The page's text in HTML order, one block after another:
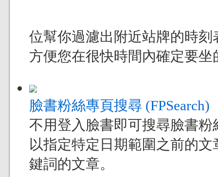
位幫你過濾出附近站牌的時
方便您在很快時間內確定要坐
臉書粉絲專頁搜尋 (FPSearch)
不用登入臉書即可搜尋臉書
以指定特定日期範圍之前的
鍵詞的文章。